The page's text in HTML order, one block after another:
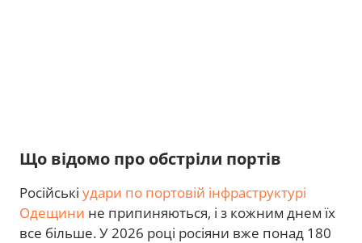
Що відомо про обстріли портів
Російські удари по портовій інфраструктурі
Одещини не припиняються, і з кожним днем їх
все більше. У 2026 році росіяни вже понад 180